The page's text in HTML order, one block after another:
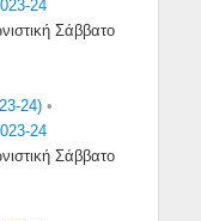
24
Σάββατο
24) •
24
Σάββατο